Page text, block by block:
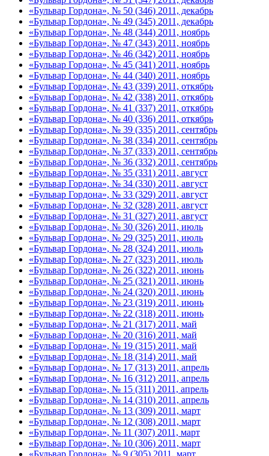
«Бульвар Гордона», № 50 (346) 2011, декабрь
«Бульвар Гордона», № 49 (345) 2011, декабрь
«Бульвар Гордона», № 48 (344) 2011, ноябрь
«Бульвар Гордона», № 47 (343) 2011, ноябрь
«Бульвар Гордона», № 46 (342) 2011, ноябрь
«Бульвар Гордона», № 45 (341) 2011, ноябрь
«Бульвар Гордона», № 44 (340) 2011, ноябрь
«Бульвар Гордона», № 43 (339) 2011, откябрь
«Бульвар Гордона», № 42 (338) 2011, откябрь
«Бульвар Гордона», № 41 (337) 2011, откябрь
«Бульвар Гордона», № 40 (336) 2011, откябрь
«Бульвар Гордона», № 39 (335) 2011, сентябрь
«Бульвар Гордона», № 38 (334) 2011, сентябрь
«Бульвар Гордона», № 37 (333) 2011, сентябрь
«Бульвар Гордона», № 36 (332) 2011, сентябрь
«Бульвар Гордона», № 35 (331) 2011, август
«Бульвар Гордона», № 34 (330) 2011, август
«Бульвар Гордона», № 33 (329) 2011, август
«Бульвар Гордона», № 32 (328) 2011, август
«Бульвар Гордона», № 31 (327) 2011, август
«Бульвар Гордона», № 30 (326) 2011, июль
«Бульвар Гордона», № 29 (325) 2011, июль
«Бульвар Гордона», № 28 (324) 2011, июль
«Бульвар Гордона», № 27 (323) 2011, июль
«Бульвар Гордона», № 26 (322) 2011, июнь
«Бульвар Гордона», № 25 (321) 2011, июнь
«Бульвар Гордона», № 24 (320) 2011, июнь
«Бульвар Гордона», № 23 (319) 2011, июнь
«Бульвар Гордона», № 22 (318) 2011, июнь
«Бульвар Гордона», № 21 (317) 2011, май
«Бульвар Гордона», № 20 (316) 2011, май
«Бульвар Гордона», № 19 (315) 2011, май
«Бульвар Гордона», № 18 (314) 2011, май
«Бульвар Гордона», № 17 (313) 2011, апрель
«Бульвар Гордона», № 16 (312) 2011, апрель
«Бульвар Гордона», № 15 (311) 2011, апрель
«Бульвар Гордона», № 14 (310) 2011, апрель
«Бульвар Гордона», № 13 (309) 2011, март
«Бульвар Гордона», № 12 (308) 2011, март
«Бульвар Гордона», № 11 (307) 2011, март
«Бульвар Гордона», № 10 (306) 2011, март
«Бульвар Гордона», № 9 (305) 2011, март